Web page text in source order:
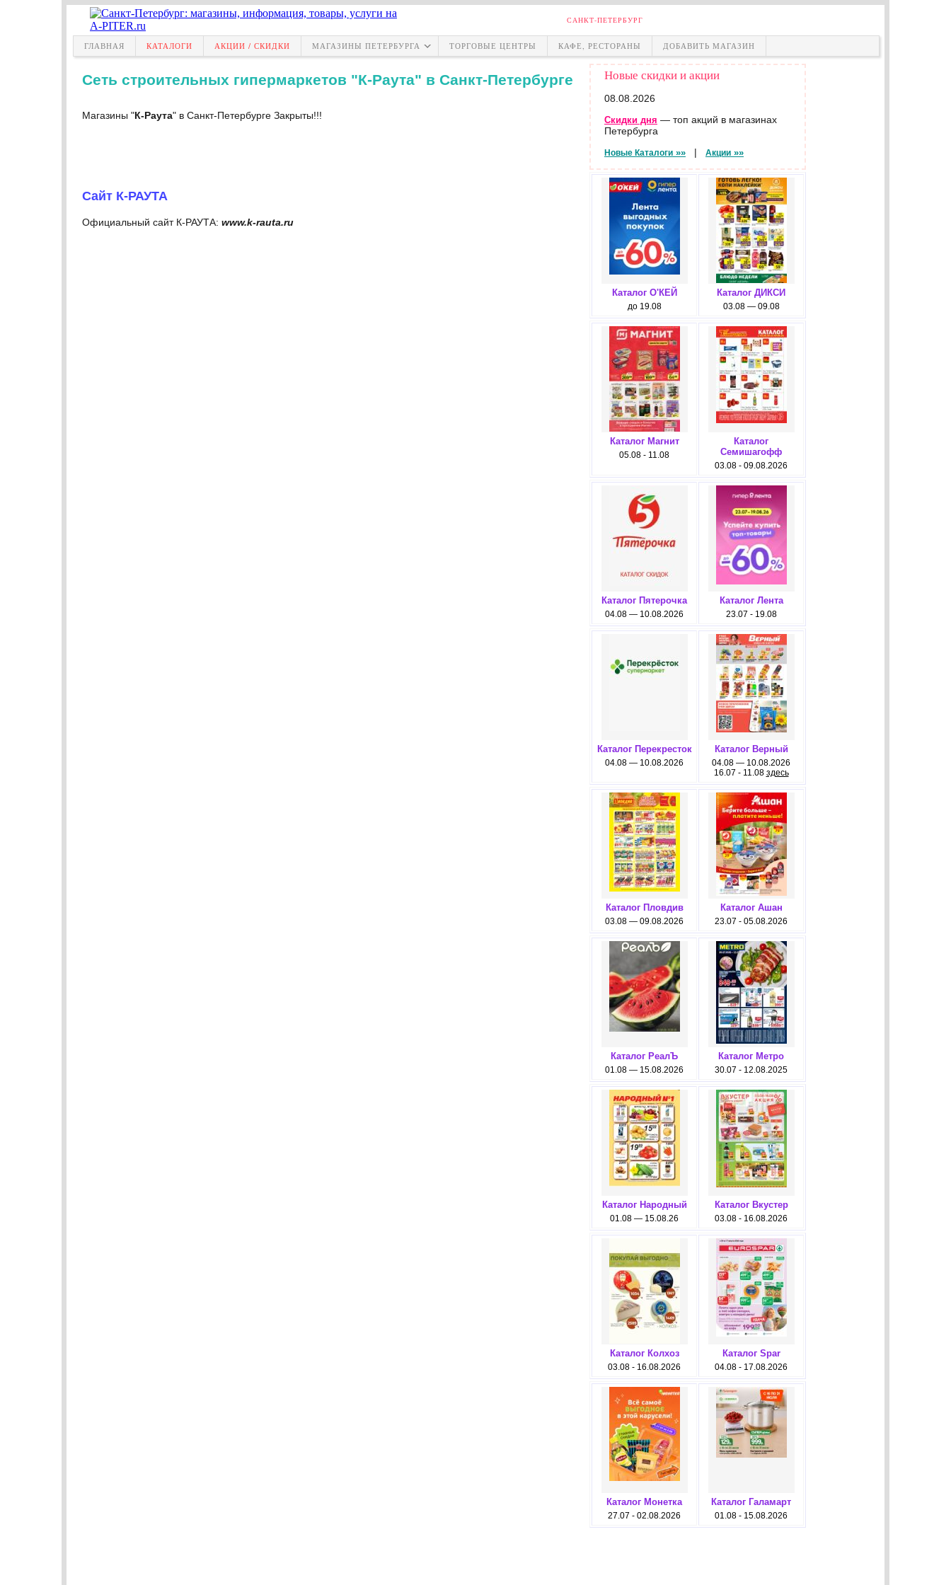
САНКТ-ПЕТЕРБУРГ
ГЛАВНАЯ КАТАЛОГИ АКЦИИ / СКИДКИ МАГАЗИНЫ ПЕТЕРБУРГА ТОРГОВЫЕ ЦЕНТРЫ КАФЕ, РЕСТОРАНЫ ДОБАВИТЬ МАГАЗИН
Сеть строительных гипермаркетов "К-Раута" в Санкт-Петербурге
Магазины "К-Раута" в Санкт-Петербурге Закрыты!!!
Сайт К-РАУТА
Официальный сайт К-РАУТА: www.k-rauta.ru
Новые скидки и акции
08.08.2026
Скидки дня — топ акций в магазинах
Петербурга
Новые Каталоги »» | Акции »»
Каталог О'КЕЙ
до 19.08
Каталог ДИКСИ
03.08 — 09.08
Каталог Магнит
05.08 - 11.08
Каталог
Семишагофф
03.08 - 09.08.2026
Каталог Пятерочка
04.08 — 10.08.2026
Каталог Лента
23.07 - 19.08
Каталог Перекресток
04.08 — 10.08.2026
Каталог Верный
04.08 — 10.08.2026
16.07 - 11.08 здесь
Каталог Пловдив
03.08 — 09.08.2026
Каталог Ашан
23.07 - 05.08.2026
Каталог РеалЪ
01.08 — 15.08.2026
Каталог Метро
30.07 - 12.08.2025
Каталог Народный
01.08 — 15.08.26
Каталог Вкустер
03.08 - 16.08.2026
Каталог Колхоз
03.08 - 16.08.2026
Каталог Spar
04.08 - 17.08.2026
Каталог Монетка
27.07 - 02.08.2026
Каталог Галамарт
01.08 - 15.08.2026